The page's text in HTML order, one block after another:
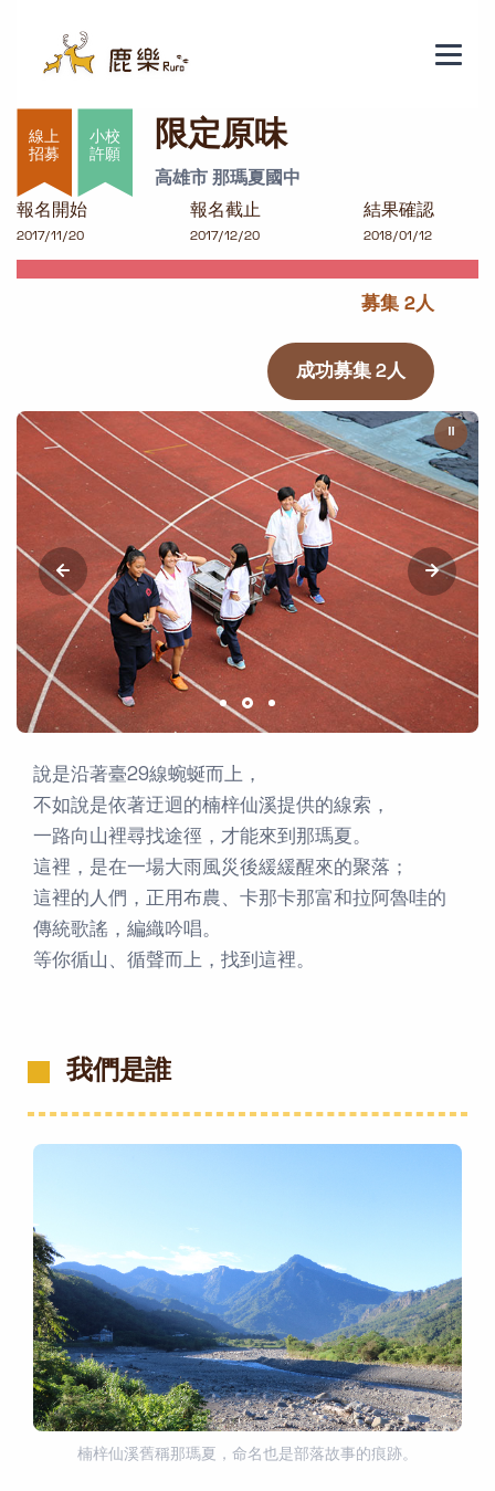
限定原味
小校
許願
限定原味
高雄市 那瑪夏國中
報名開始
2017/11/20
報名截止
2017/12/20
結果確認
2018/01/12
募集 2人
成功募集 2人
⏸
說是沿著臺29線蜿蜒而上，
不如說是依著迂迴的楠梓仙溪提供的線索，
一路向山裡尋找途徑，才能來到那瑪夏。
這裡，是在一場大雨風災後緩緩醒來的聚落；
這裡的人們，正用布農、卡那卡那富和拉阿魯哇的
傳統歌謠，編織吟唱。
等你循山、循聲而上，找到這裡。
我們是誰
楠梓仙溪舊稱那瑪夏，命名也是部落故事的痕跡。